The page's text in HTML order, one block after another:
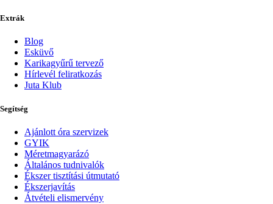
Extrák
Blog
Esküvő
Karikagyűrű tervező
Hírlevél feliratkozás
Juta Klub
Segítség
Ajánlott óra szervizek
GYIK
Méretmagyarázó
Általános tudnivalók
Ékszer tisztítási útmutató
Ékszerjavítás
Átvételi elismervény